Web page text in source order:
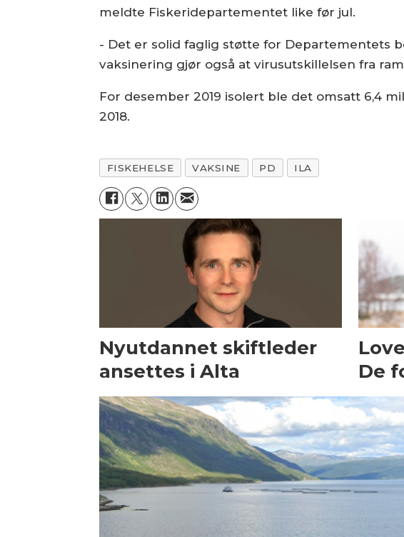
meldte Fiskeridepartementet like før jul.
- Det er solid faglig støtte for Departementets
vaksinering gjør også at virusutskillelsen fra
For desember 2019 isolert ble det omsatt 6,4
2018.
FISKEHELSE VAKSINE PD ILA
Nyutdannet skiftleder
ansettes i Alta
De